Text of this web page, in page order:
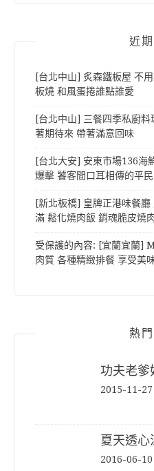
近
[台北中山] 炙森鐵板屋 不
板燒 和風蛋捲誰點誰愛
[台北中山] 三餐四季私廚
著期待來 帶著滿意回味
[台北大安] 安東市場136海
爆擊 饕客間口耳相傳的平
[新北板橋] 皇牌正港味餐
滿 鬆化燒肉飯 銷魂脆皮燒
受保護的內容: [宜蘭宜蘭]
肉質 各種精緻排餐 享受美
熱
功夫老爹
2015-11-27
夏天透心
2016-06-10